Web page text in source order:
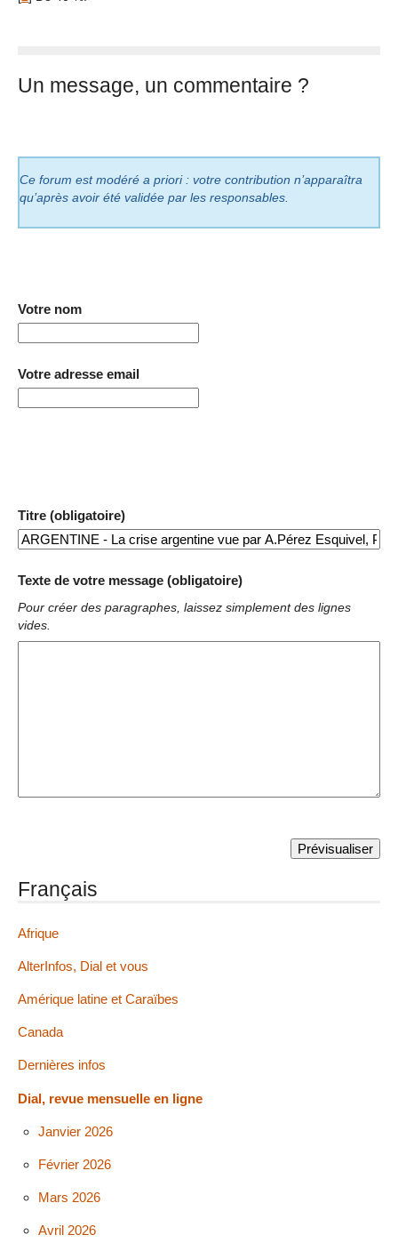
Un message, un commentaire ?
Ce forum est modéré a priori : votre contribution n’apparaîtra
qu’après avoir été validée par les responsables.
Votre nom
Votre adresse email
Titre (obligatoire)
Texte de votre message (obligatoire)
Pour créer des paragraphes, laissez simplement des lignes
vides.
Français
Afrique
AlterInfos, Dial et vous
Amérique latine et Caraïbes
Canada
Dernières infos
Dial, revue mensuelle en ligne
Janvier 2026
Février 2026
Mars 2026
Avril 2026